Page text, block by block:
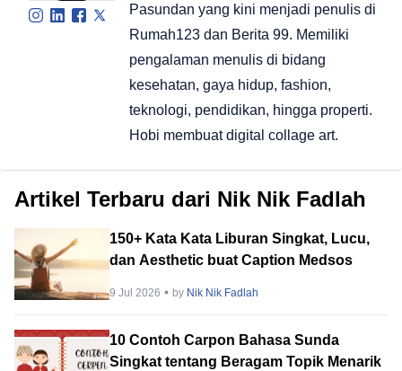
Pasundan yang kini menjadi penulis di
Rumah123 dan Berita 99. Memiliki
pengalaman menulis di bidang
kesehatan, gaya hidup, fashion,
teknologi, pendidikan, hingga properti.
Hobi membuat digital collage art.
Artikel Terbaru dari Nik Nik Fadlah
150+ Kata Kata Liburan Singkat, Lucu,
dan Aesthetic buat Caption Medsos
9 Jul 2026 by Nik Nik Fadlah
10 Contoh Carpon Bahasa Sunda
Singkat tentang Beragam Topik Menarik